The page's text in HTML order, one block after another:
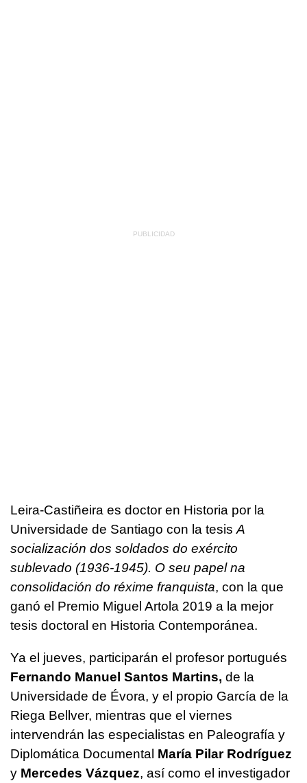
Leira-Castiñeira es doctor en Historia por la
Universidade de Santiago con la tesisA
socialización dos soldados do exército
sublevado (1936-1945). O seu papel na
consolidación do réxime franquista, con la que
ganó el Premio Miguel Artola 2019 a la mejor
tesis doctoral en Historia Contemporánea.
Ya el jueves, participarán el profesor portugués
Fernando Manuel Santos Martins, de la
Universidade de Évora, y el propio García de la
Riega Bellver, mientras que el viernes
intervendrán las especialistas en Paleografía y
Diplomática Documental María Pilar Rodríguez
y Mercedes Vázquez, así como el investigador